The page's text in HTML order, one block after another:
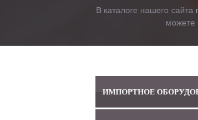
В каталоге нашего
можете
ИМПОРТНОЕ